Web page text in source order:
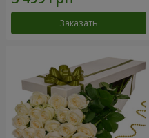
Заказать